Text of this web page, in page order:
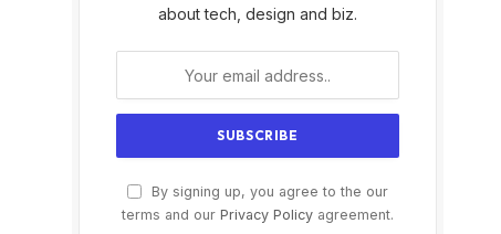
about tech, design and biz.
By signing up, you agree to the our
terms and our Privacy Policy agreement.